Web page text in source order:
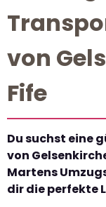
von
Fife
Du suchst eine
von
Martens
dir die perfekte